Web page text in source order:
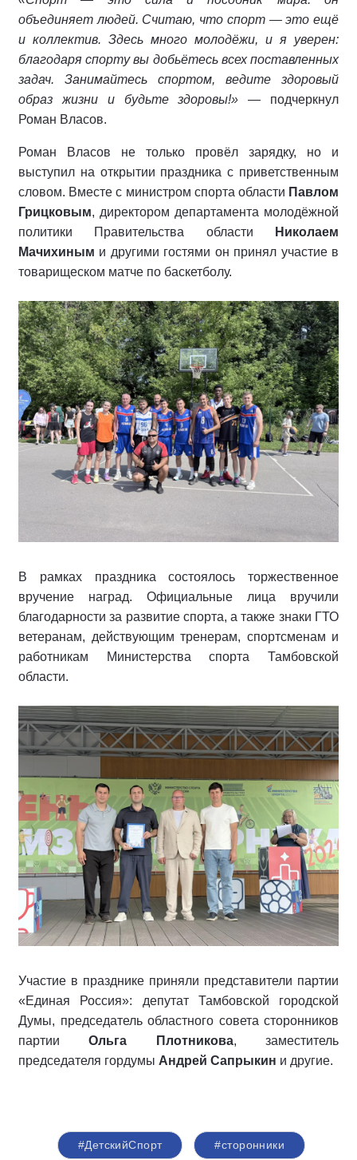
объединяет людей. Считаю, что спорт — это ещё
и коллектив. Здесь много молодёжи, и я уверен:
благодаря спорту вы добьётесь всех поставленных
задач. Занимайтесь спортом, ведите здоровый
образ жизни и будьте здоровы!» — подчеркнул
Роман Власов.
Роман Власов не только провёл зарядку, но и
выступил на открытии праздника с приветственным
словом. Вместе с министром спорта области Павлом
Грицковым, директором департамента молодёжной
политики Правительства области
Николаем
Мачихиным и другими гостями он принял участие в
товарищеском матче по баскетболу.
В рамках праздника состоялось торжественное
вручение наград. Официальные лица вручили
благодарности за развитие спорта, а также знаки ГТО
ветеранам, действующим тренерам, спортсменам и
работникам Министерства спорта Тамбовской
области.
Участие в празднике приняли представители партии
«Единая Россия»: депутат Тамбовской городской
Думы, председатель областного совета сторонников
партииОльга Плотникова, заместитель
председателя гордумы Андрей Сапрыкин и другие.
#ДетскийСпорт #сторонники